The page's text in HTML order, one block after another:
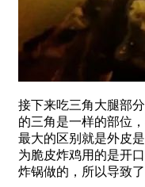
接下来吃三角大腿部
的三角是一样的部位
最大的区别就是外皮
为脆皮炸鸡用的是开
炸锅做的，所以导致